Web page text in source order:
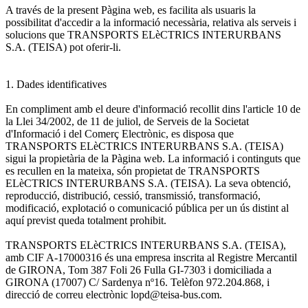
A través de la present Pàgina web, es facilita als usuaris la
possibilitat d'accedir a la informació necessària, relativa als serveis i
solucions que TRANSPORTS ELèCTRICS INTERURBANS
S.A. (TEISA) pot oferir-li.
1. Dades identificatives
En compliment amb el deure d'informació recollit dins l'article 10 de
la Llei 34/2002, de 11 de juliol, de Serveis de la Societat
d'Informació i del Comerç Electrònic, es disposa que
TRANSPORTS ELèCTRICS INTERURBANS S.A. (TEISA)
sigui la propietària de la Pàgina web. La informació i continguts que
es recullen en la mateixa, són propietat de TRANSPORTS
ELèCTRICS INTERURBANS S.A. (TEISA). La seva obtenció,
reproducció, distribució, cessió, transmissió, transformació,
modificació, explotació o comunicació pública per un ús distint al
aquí previst queda totalment prohibit.
TRANSPORTS ELèCTRICS INTERURBANS S.A. (TEISA),
amb CIF A-17000316 és una empresa inscrita al Registre Mercantil
de GIRONA, Tom 387 Foli 26 Fulla GI-7303 i domiciliada a
GIRONA (17007) C/ Sardenya nº16. Telèfon 972.204.868, i
direcció de correu electrònic lopd@teisa-bus.com.